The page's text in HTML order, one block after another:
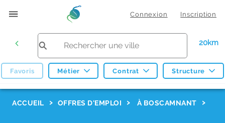
Connexion Inscription
20km
Favoris Métier Contrat Structure
ACCUEIL OFFRES D'EMPLOI À BOSCAMNANT